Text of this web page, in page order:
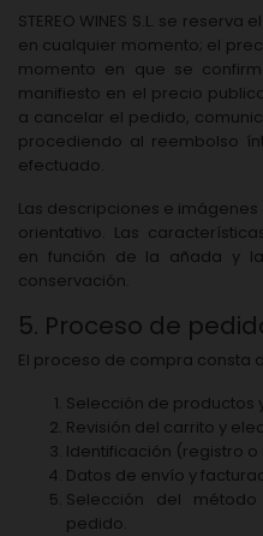
STEREO WINES S.L. se
en cualquier momento; el
momento en que se
manifiesto en el precio
a cancelar el pedido,
procediendo al reembolso
efectuado.
Las descripciones e
orientativo. Las
en función de la añada y
conservación.
5. Proceso de
El proceso de compra consta
Selección de productos
Revisión del carrito y
Identificación (registro
Datos de envío y
Selección del
pedido.